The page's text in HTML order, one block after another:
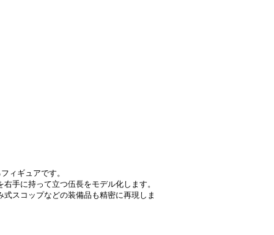
ィギュアです。
手に持って立つ伍長をモデル化します。
スコップなどの装備品も精密に再現しま